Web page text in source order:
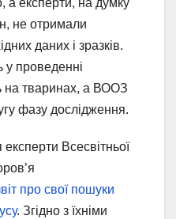
а експерти, на думку
не отримали
даних і зразків.
у проведенні
на тваринах, а ВООЗ
фазу дослідження.
Всесвітньої
про свої пошуки
. Згідно з їхніми